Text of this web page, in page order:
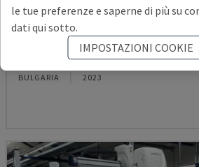
HAITIAN - MACCHINA PER STAMPAGGIO AD
BULGARIA 2023
le tue preferenze e saperne di più su
dati qui sotto.
IMPOSTAZIONI COOKIE